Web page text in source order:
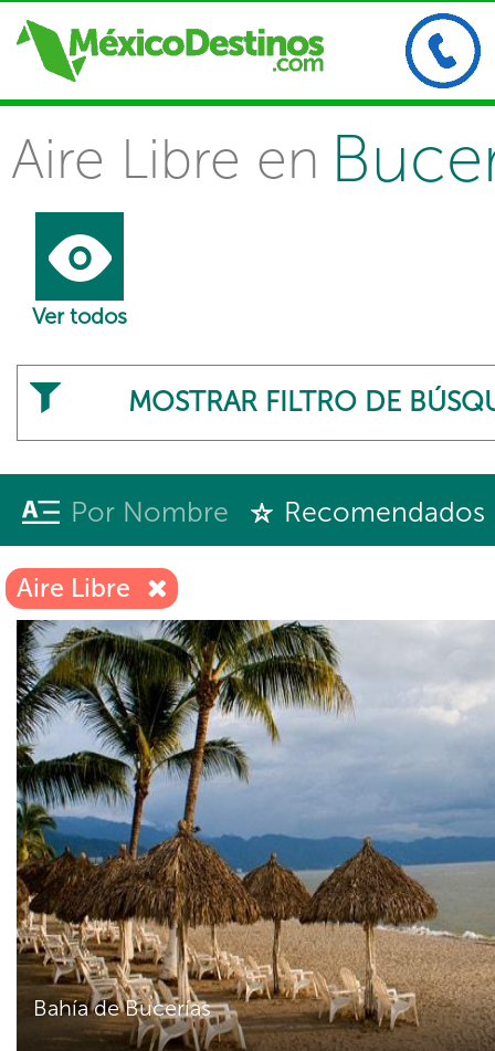
Aire Libre en
Ver todos
MOSTRAR FILTRO DE
Por Nombre Recomendados
Aire Libre
Bahía de Bucerías